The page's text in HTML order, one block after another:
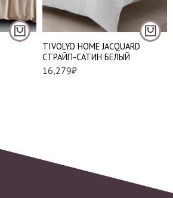
TIVOLYO HOME JACQUARD
СТРАЙП-САТИН БЕЛЫЙ
16,279₽
Евро